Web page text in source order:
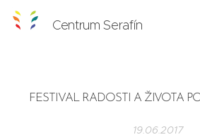
Centrum Serafín
FESTIVAL RADOSTI A ŽIVOTA
19.06.2017